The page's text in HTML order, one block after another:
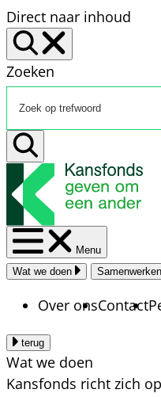
Direct naar inhoud
Zoeken
Menu
Wat we doen
Samenwerken
Over onsContact
terug
Wat we doen
Kansfonds richt zich